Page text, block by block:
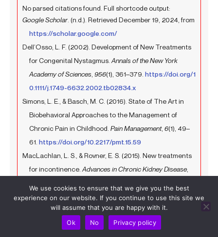
No parsed citations found. Full shortcode output:
Google Scholar. (n.d.). Retrieved December 19, 2024, from
https://scholar.google.com/
Dell’Osso, L. F. (2002). Development of New Treatments
for Congenital Nystagmus.Annals of the New York
Academy of Sciences, 956(1), 361–379. https://doi.org/1
0.1111/j.1749-6632.2002.tb02834.x
Simons, L. E., & Basch, M. C. (2016). State of The Art in
Biobehavioral Approaches to the Management of
Chronic Pain in Childhood. Pain Management, 6(1), 49–
61. https://doi.org/10.2217/pmt.15.59
MacLachlan, L. S., & Rovner, E. S. (2015). New treatments
for incontinence.Advances in Chronic Kidney Disease,
nce/article/pii/S1548559515000397
Eslamian, F., Jahanjoo, F., Dolatkhah, N., Pishgahi, A., &
Pirani, A. (2020). Relative effectiveness of
We use cookies to ensure that we give you the best
experience on our website. If you continue to use this site we
will assume that you are happy with it.
Ok
No Privacy policy